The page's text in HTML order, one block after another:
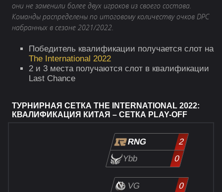
они не заменили более двух игроков из своего состава.
Команды распределены по итоговому количеству очков DPC
набранных в сезоне 2021/2022.
Победитель квалификации получается слот на
The International 2022
2 и 3 места получаются слот в квалификации
Last Chance
ТУРНИРНАЯ СЕТКА THE INTERNATIONAL 2022:
КВАЛИФИКАЦИЯ КИТАЯ – СЕТКА PLAY-OFF
RNG
2
Ybb
0
VG
0